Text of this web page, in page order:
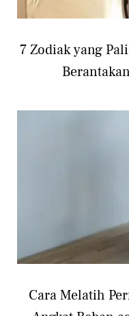
7 Zodiak yang
Cara Melatih